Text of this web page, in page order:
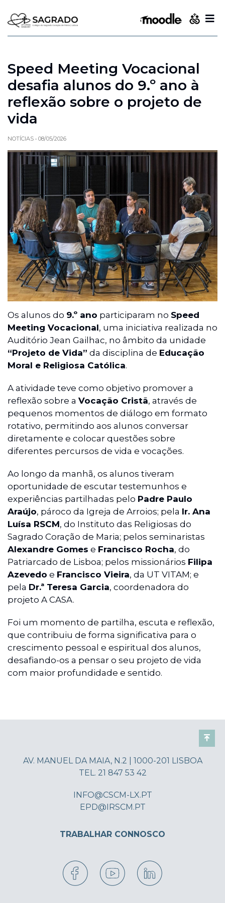
Speed Meeting Vocacional
desafia alunos do 9.º ano à
reflexão sobre o projeto de
vida
NOTÍCIAS • 08/05/2026
Os alunos do 9.º ano participaram no Speed
Meeting Vocacional, uma iniciativa realizada no
Auditório Jean Gailhac, no âmbito da unidade
“Projeto de Vida” da disciplina de Educação
Moral e Religiosa Católica.
A atividade teve como objetivo promover a
reflexão sobre a Vocação Cristã, através de
pequenos momentos de diálogo em formato
rotativo, permitindo aos alunos conversar
diretamente e colocar questões sobre
diferentes percursos de vida e vocações.
Ao longo da manhã, os alunos tiveram
oportunidade de escutar testemunhos e
experiências partilhadas pelo Padre Paulo
Araújo, pároco da Igreja de Arroios; pela Ir. Ana
Luísa RSCM, do Instituto das Religiosas do
Sagrado Coração de Maria; pelos seminaristas
Alexandre Gomes e Francisco Rocha, do
Patriarcado de Lisboa; pelos missionários Filipa
Azevedo e Francisco Vieira, da UT VITAM; e
pela Dr.ª Teresa Garcia, coordenadora do
projeto A CASA.
Foi um momento de partilha, escuta e reflexão,
que contribuiu de forma significativa para o
crescimento pessoal e espiritual dos alunos,
desafiando-os a pensar o seu projeto de vida
com maior profundidade e sentido.
AV. MANUEL DA MAIA, N.2 | 1000-201 LISBOA
TEL. 21 847 53 42
INFO@CSCM-LX.PT
EPD@IRSCM.PT
TRABALHAR CONNOSCO